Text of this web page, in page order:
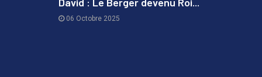
David : Le Berger devenu Roi...
06 Octobre 2025